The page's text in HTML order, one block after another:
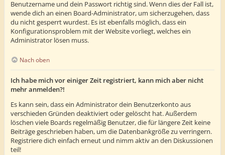
Benutzername und dein Passwort richtig sind. Wenn dies der Fall ist,
wende dich an einen Board-Administrator, um sicherzugehen, dass
du nicht gesperrt wurdest. Es ist ebenfalls möglich, dass ein
Konfigurationsproblem mit der Website vorliegt, welches ein
Administrator lösen muss.
Nach oben
Ich habe mich vor einiger Zeit registriert, kann mich aber nicht
mehr anmelden?!
Es kann sein, dass ein Administrator dein Benutzerkonto aus
verschieden Gründen deaktiviert oder gelöscht hat. Außerdem
löschen viele Boards regelmäßig Benutzer, die für längere Zeit keine
Beiträge geschrieben haben, um die Datenbankgröße zu verringern.
Registriere dich einfach erneut und nimm aktiv an den Diskussionen
teil!